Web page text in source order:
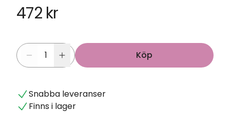
472 kr
Köp
Snabba leveranser
Finns i lager